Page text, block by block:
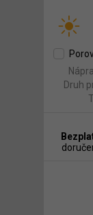
Druh